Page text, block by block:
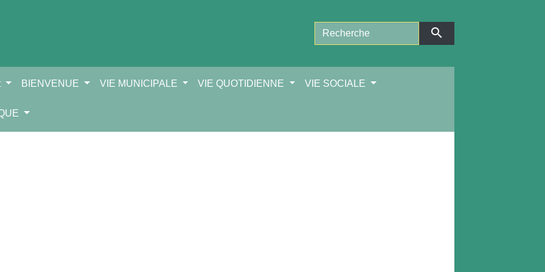
search
BIENVENUE VIE MUNICIPALE VIE QUOTIDIENNE VIE SOCIALE